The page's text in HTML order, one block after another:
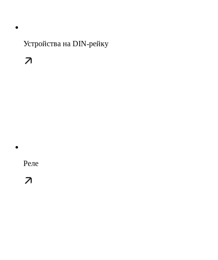
Устройства на DIN-рейку
Реле